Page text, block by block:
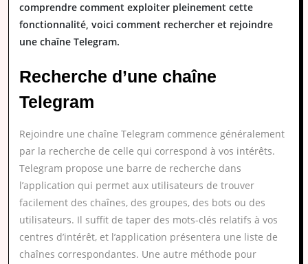
comprendre comment exploiter pleinement cette
fonctionnalité, voici comment rechercher et rejoindre
une chaîne Telegram.
Recherche d’une chaîne
Telegram
Rejoindre une chaîne Telegram commence généralement
par la recherche de celle qui correspond à vos intérêts.
Telegram propose une barre de recherche dans
l’application qui permet aux utilisateurs de trouver
facilement des chaînes, des groupes, des bots ou des
utilisateurs. Il suffit de taper des mots-clés relatifs à vos
centres d’intérêt, et l’application présentera une liste de
chaînes correspondantes. Une autre méthode pour